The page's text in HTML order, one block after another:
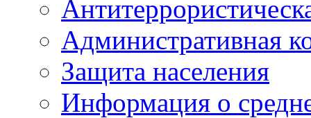
Административная
Защита населения
Информация о